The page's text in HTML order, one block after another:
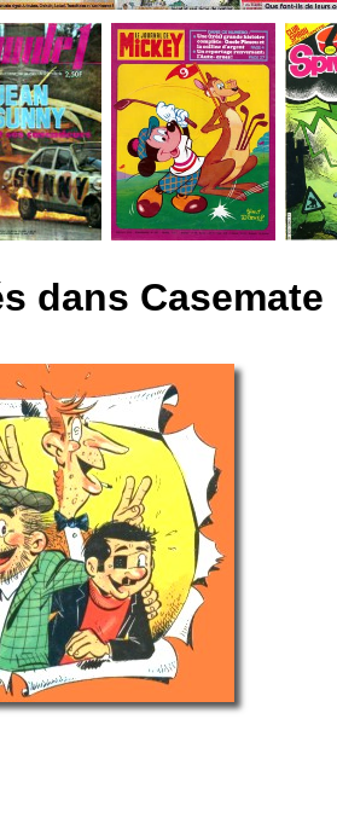
dans Casemate